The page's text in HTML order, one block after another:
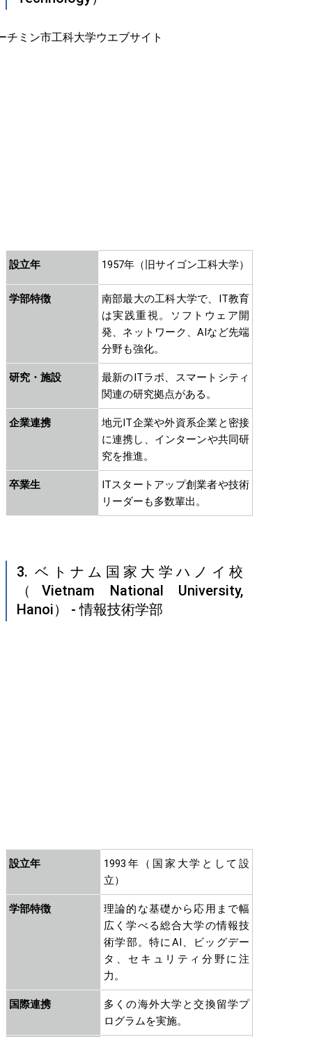
設立年 1957年（旧サイゴン工科大学）
学部特徴
南部最大の工科大学で、IT教育
は実践重視。ソフトウェア開
発、ネットワーク、AIなど先端
分野も強化。
研究・施設
最新のITラボ、スマートシティ
関連の研究拠点がある。
企業連携
地元IT企業や外資系企業と密接
に連携し、インターンや共同研
究を推進。
卒業生
ITスタートアップ創業者や技術
リーダーも多数輩出。
3. ベトナム国家大学ハノイ校
（Vietnam National University,
Hanoi） - 情報技術学部
設立年
1993年（国家大学として設
立）
学部特徴
理論的な基礎から応用まで幅
広く学べる総合大学の情報技
術学部。特にAI、ビッグデー
タ、セキュリティ分野に注
力。
国際連携
多くの海外大学と交換留学プ
ログラムを実施。